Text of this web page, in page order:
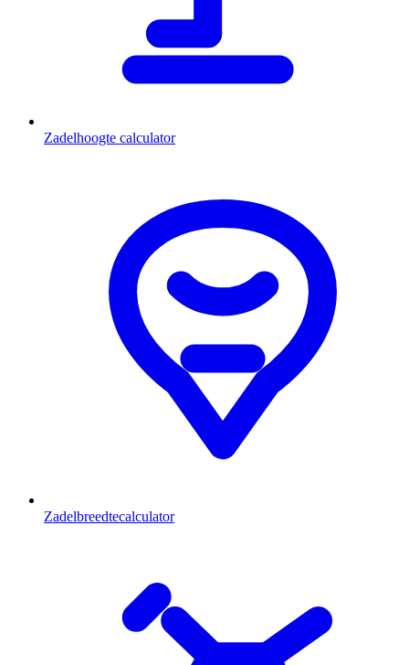
Zadelhoogte calculator
Zadelbreedtecalculator